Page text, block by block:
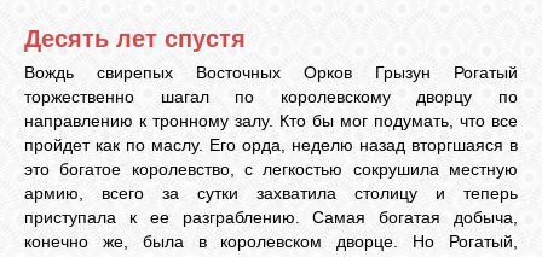
Десять лет спустя
Вождь свирепых Восточных Орков Грызун Рогатый
торжественно шагал по королевскому дворцу по
направлению к тронному залу. Кто бы мог подумать, что все
пройдет как по маслу. Его орда, неделю назад вторгшаяся в
это богатое королевство, с легкостью сокрушила местную
армию, всего за сутки захватила столицу и теперь
приступала к ее разграблению. Самая богатая добыча,
конечно же, была в королевском дворце. Но Рогатый,